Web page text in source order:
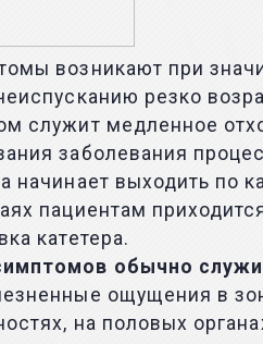
возникают при
резко
служит медленное
заболевания
начинает выходить по
пациентам
катетера.
обычно
ощущения в
на половых